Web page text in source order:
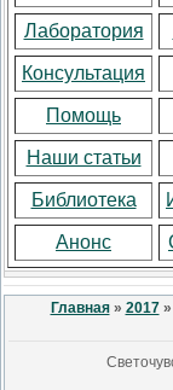
Лаборатория
Консультация
Помощь
Наши статьи
Библиотека
Анонс
Главная» 2017 »